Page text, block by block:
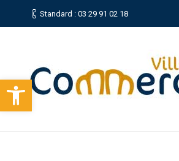
Ouvrir la barre d’outils
Standard : 03 29 91 02 18